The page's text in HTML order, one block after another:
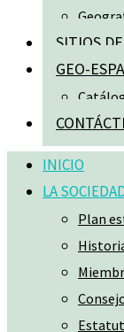
SITIOS
GEO-
INICIO
LA
Plan